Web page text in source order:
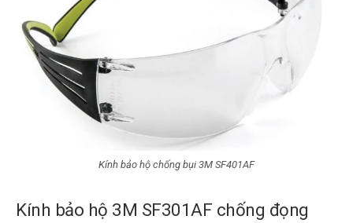
Kính bảo hộ chống bụi 3M SF401AF
Kính bảo hộ 3M SF301AF chống đọng